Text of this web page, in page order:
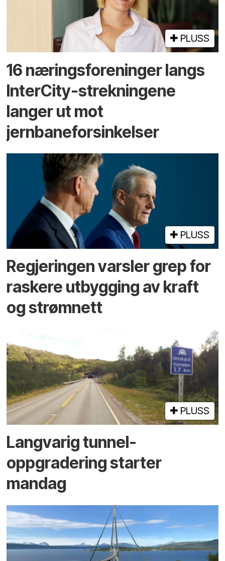
PLUSS
16 næringsforeninger langs
InterCity-strekningene
langer ut mot
jernbaneforsinkelser
PLUSS
Regjeringen varsler grep for
raskere utbygging av kraft
og strømnett
PLUSS
Langvarig tunnel­
oppgradering starter
mandag